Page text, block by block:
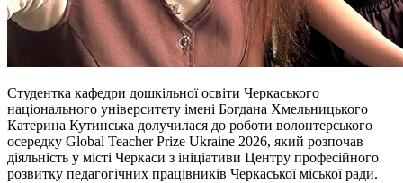
Студентка кафедри дошкільної освіти Черкаського
національного університету імені Богдана Хмельницького
Катерина Кутинська долучилася до роботи волонтерського
осередку Global Teacher Prize Ukraine 2026, який розпочав
діяльність у місті Черкаси з ініціативи Центру професійного
розвитку педагогічних працівників Черкаської міської ради.